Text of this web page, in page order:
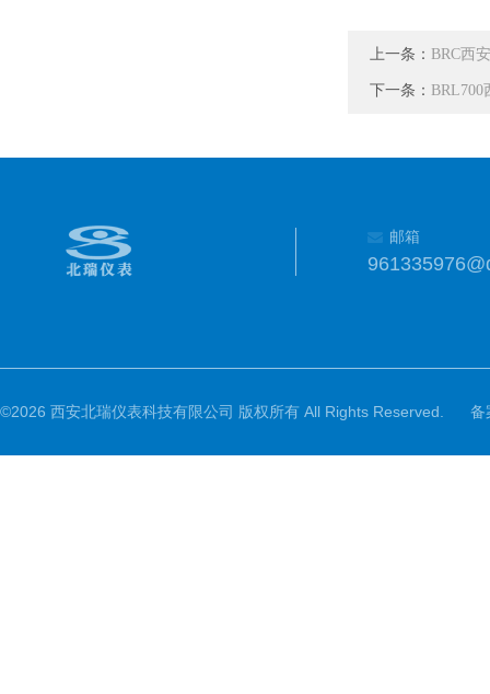
上一条： BRC西
下一条：
邮箱
©2026 西安北瑞仪表科技有限公司 版权所有 All Rights Reserved. 备